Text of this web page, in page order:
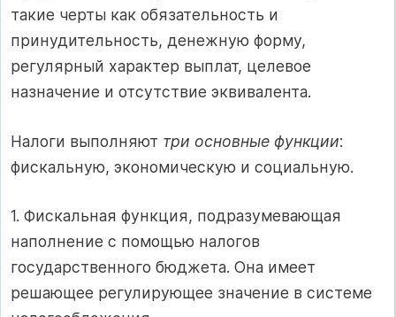
такие черты как обязательность и
принудительность, денежную форму,
регулярный характер выплат, целевое
назначение и отсутствие эквивалента.
Налоги выполняют три основные функции:
фискальную, экономическую и социальную.
1. Фискальная функция, подразумевающая
наполнение с помощью налогов
государственного бюджета. Она имеет
решающее регулирующее значение в системе